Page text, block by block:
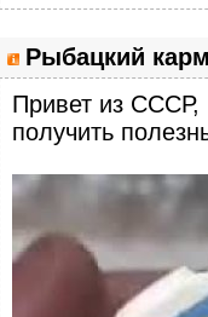
Рыбацкий
Привет из СССР,
получить